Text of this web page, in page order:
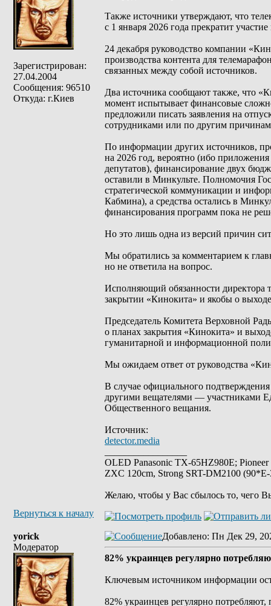
Зарегистрирован:
27.04.2004
Сообщения: 96510
Откуда: г.Киев
Также источники утверждают, что
с 1 января 2026 года прекратит
24 декабря руководство компании
производства контента для
связанных между собой источников.
Два источника сообщают также, что
момент испытывает финансовые
предложили писать заявления на
сотрудниками или по другим
По информации других источников,
на 2026 год, вероятно (ибо
депутатов), финансирование двух
оставили в Минкульте. Полномочия
стратегической коммуникации и
Кабмина), а средства остались в
финансирования программ пока не
Но это лишь одна из версий причин
Мы обратились за комментарием к
но не ответила на вопрос.
Исполняющий обязанности директора
закрытии «Кинокита» и якобы о
Председатель Комитета Верховной
о планах закрытия «Кинокита» и
гуманитарной и информационной
Мы ожидаем ответ от руководства
В случае официального
другими вещателями — участниками
Общественного вещания.
Источник:
detector.media
OLED Panasonic TX-65HZ980E;
ZXC 120cm, Strong SRT-DM2100
Желаю, чтобы у Вас сбылось то, чего
Вернуться к началу
yorick
Модератор
Добавлено: Пн Дек 29,
82% украинцев регулярно
Ключевым источником информации
82% украинцев регулярно